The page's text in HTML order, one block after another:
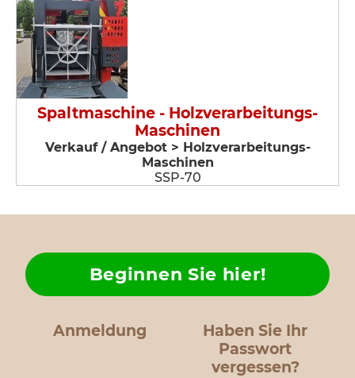
Spaltmaschine - Holzverarbeitungs-
Maschinen
Verkauf / Angebot > Holzverarbeitungs-
Maschinen
SSP-70
Anmeldung
Haben Sie Ihr
Passwort
vergessen?
Beginnen Sie hier!